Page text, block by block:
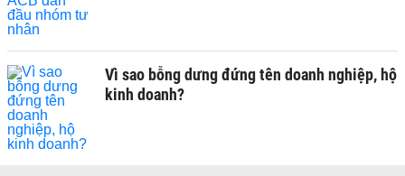
Vì sao bỗng dưng đứng tên doanh nghiệp, hộ
kinh doanh?